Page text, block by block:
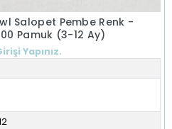
Salopet Pembe Renk -
Pamuk (3-12 Ay)
Yapınız.